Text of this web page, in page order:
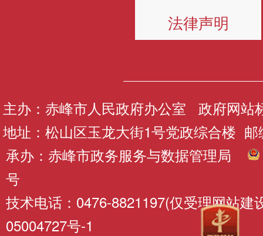
法律声明
主办：赤峰市人民政府办公室 政府网站
地址：松山区玉龙大街1号党政综合楼 邮
承办：赤峰市政务服务与数据管理局
号
技术电话：0476-8821197(仅受理网站建
05004727号-1